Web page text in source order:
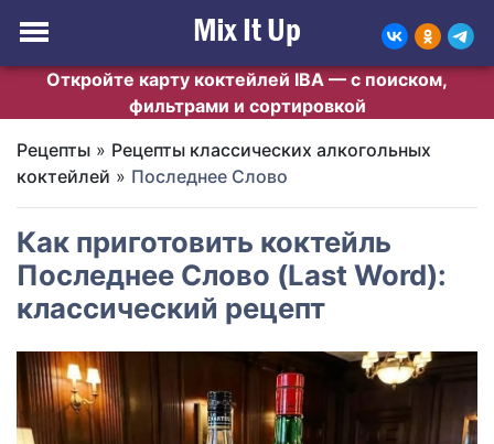
Откройте карту коктейлей IBA — с поиском,
фильтрами и сортировкой
Рецепты » Рецепты классических алкогольных
коктейлей » Последнее Слово
Как приготовить коктейль
Последнее Слово (Last Word):
классический рецепт